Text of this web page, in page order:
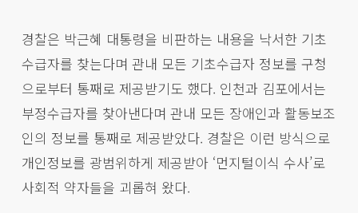
경찰은 박근혜 대통령을 비판하는 내용을 낙서한 기초
수급자를 찾는다며 관내 모든 기초수급자 정보를 구청
으로부터 통째로 제공받기도 했다. 인천과 김포에서는
부정수급자를 찾아낸다며 관내 모든 장애인과 활동보조
인의 정보를 통째로 제공받았다. 경찰은 이런 방식으로
개인정보를 광범위하게 제공받아 ‘먼지털이식 수사’로
사회적 약자들을 괴롭혀 왔다.